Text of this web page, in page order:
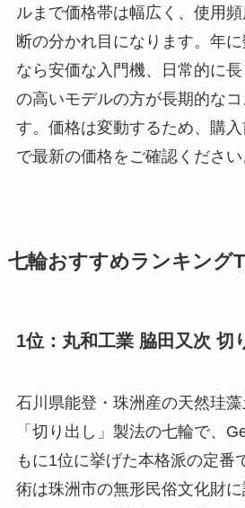
ルまで価格帯は幅広く、使用
断の分かれ目になります。年
なら安価な入門機、日常的に
の高いモデルの方が長期的な
す。価格は変動するため、購
で最新の価格をご確認ください
七輪おすすめランキング
1位：丸和工業 脇田又次 切
石川県能登・珠洲産の天然珪
「切り出し」製法の七輪で、
もに1位に挙げた本格派の定番
術は珠洲市の無形民俗文化財に